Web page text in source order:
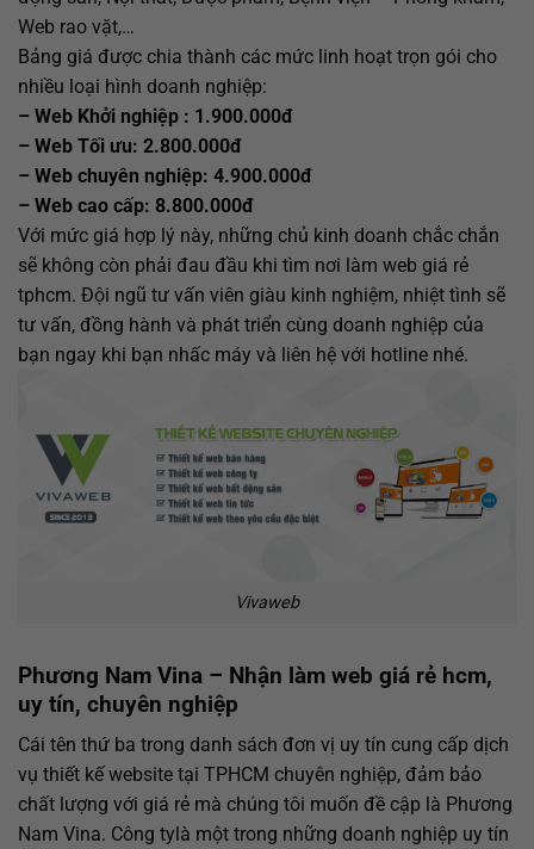
Web rao vặt,…
Bảng giá được chia thành các mức linh hoạt trọn gói cho
nhiều loại hình doanh nghiệp:
– Web Khởi nghiệp : 1.900.000đ
– Web Tối ưu: 2.800.000đ
– Web chuyên nghiệp: 4.900.000đ
– Web cao cấp: 8.800.000đ
Với mức giá hợp lý này, những chủ kinh doanh chắc chắn
sẽ không còn phải đau đầu khi tìm nơi làm web giá rẻ
tphcm. Đội ngũ tư vấn viên giàu kinh nghiệm, nhiệt tình sẽ
tư vấn, đồng hành và phát triển cùng doanh nghiệp của
bạn ngay khi bạn nhấc máy và liên hệ với hotline nhé.
Vivaweb
Phương Nam Vina – Nhận làm web giá rẻ hcm,
uy tín, chuyên nghiệp
Cái tên thứ ba trong danh sách đơn vị uy tín cung cấp dịch
vụ thiết kế website tại TPHCM chuyên nghiệp, đảm bảo
chất lượng với giá rẻ mà chúng tôi muốn đề cập là Phương
Nam Vina. Công tylà một trong những doanh nghiệp uy tín